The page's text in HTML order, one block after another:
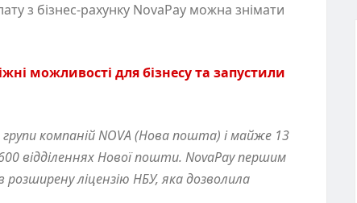
з бізнес-рахунку NovaPay можна знімати
можливості для бізнесу та запустили
компаній NOVA (Нова пошта) і майже 13
відділеннях Нової пошти. NovaPay першим
розширену ліцензію НБУ, яка дозволила